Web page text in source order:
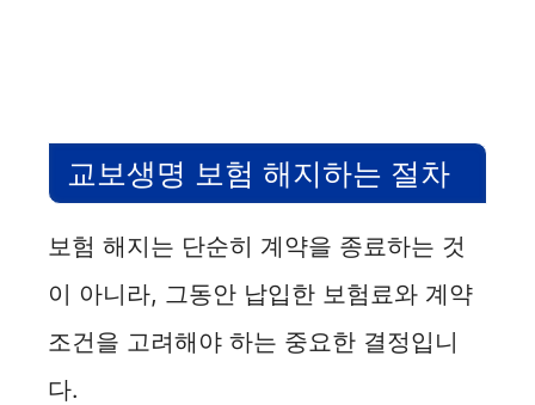
교보생명 보험 해지하는 절차
보험 해지는 단순히 계약을 종료하는 것
이 아니라, 그동안 납입한 보험료와 계약
조건을 고려해야 하는 중요한 결정입니
다.